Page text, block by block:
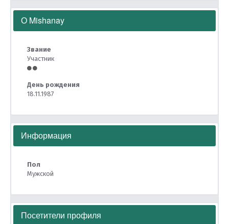
О Mishanay
Звание
Участник
День рождения
18.11.1987
Информация
Пол
Мужской
Посетители профиля